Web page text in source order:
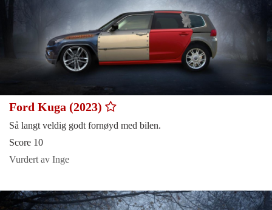
Ford Kuga (2023)
Så langt veldig godt fornøyd med bilen.
Score 10
Vurdert av Inge